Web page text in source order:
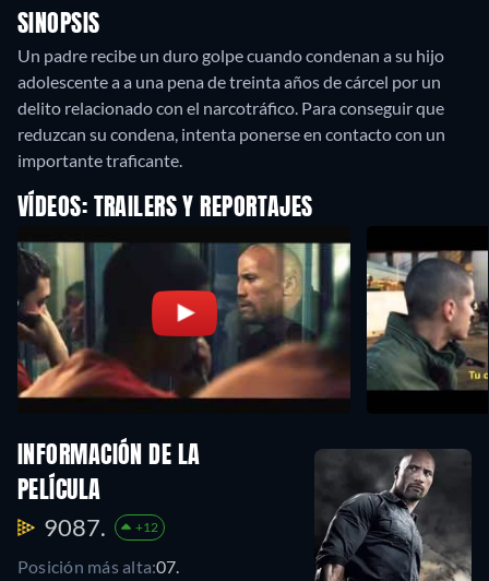
SINOPSIS
Un padre recibe un duro golpe cuando condenan a su hijo
adolescente a a una pena de treinta años de cárcel por un
delito relacionado con el narcotráfico. Para conseguir que
reduzcan su condena, intenta ponerse en contacto con un
importante traficante.
VÍDEOS: TRAILERS Y REPORTAJES
INFORMACIÓN DE LA
PELÍCULA
9087. +12
Posición más alta:07.